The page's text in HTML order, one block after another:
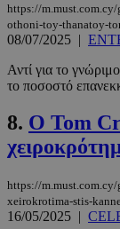
https://
othoni-toy-thanatoy-
08/07/2025 |
Αντί για το
το ποσοστό
8. Ο Tom
https://
xeirokrotima-stis-
16/05/2025 |